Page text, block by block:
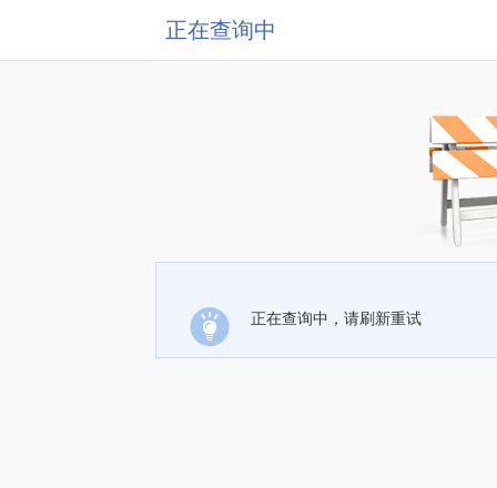
正在查询中
正在查询中，请刷新重试